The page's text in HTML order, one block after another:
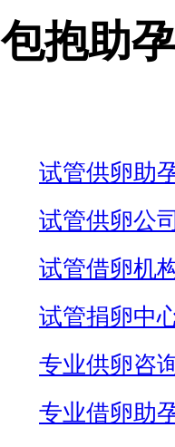
包抱助
试管供卵助
试管供卵公司
试管借卵机
试管捐卵中
专业供卵咨
专业借卵助